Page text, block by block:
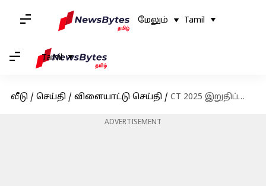
மேலும் Tamil
Tamil
வீடு / செய்தி / விளையாட்டு செய்தி / CT 2025 இறுதிப்போட்டி: டாஸ் வென்றது நியூசிலாந்து; இந்தியா முதலில் பந்துவீச்சு
ADVERTISEMENT